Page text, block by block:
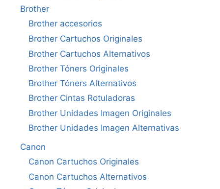
Brother
Brother accesorios
Brother Cartuchos Originales
Brother Cartuchos Alternativos
Brother Tóners Originales
Brother Tóners Alternativos
Brother Cintas Rotuladoras
Brother Unidades Imagen Originales
Brother Unidades Imagen Alternativas
Canon
Canon Cartuchos Originales
Canon Cartuchos Alternativos